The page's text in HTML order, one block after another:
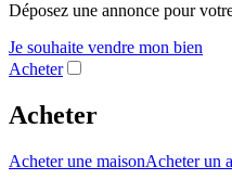
Déposez une annonce pour
Je souhaite vendre mon bien
Acheter
Acheter
Acheter une maisonAcheter un